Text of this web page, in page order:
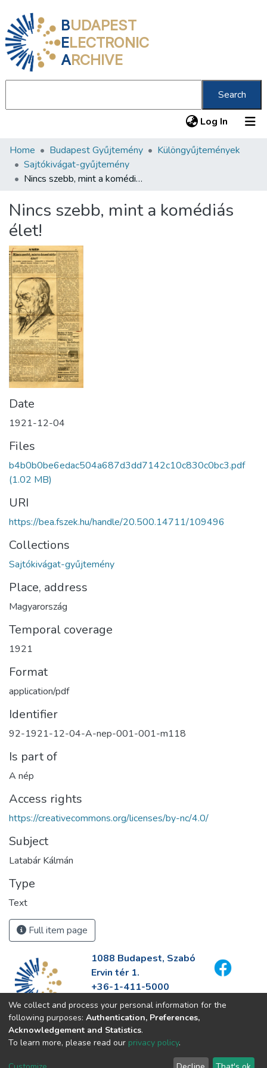
BUDAPEST
ELECTRONIC
ARCHIVE
Search
Log In (current)
Communities & Collections
All of DSpace
About us
Home Budapest Gyűjtemény
Különgyűjtemények
Sajtókivágat-gyűjtemény
Nincs szebb, mint a komédiás élet!
Nincs szebb, mint a komédiás
élet!
Date
1921-12-04
Files
b4b0b0be6edac504a687d3dd7142c10c830c0bc3.pdf
(1.02 MB)
URI
https://bea.fszek.hu/handle/20.500.14711/109496
Collections
Sajtókivágat-gyűjtemény
Place, address
Magyarország
Temporal coverage
1921
Format
application/pdf
Identifier
92-1921-12-04-A-nep-001-001-m118
Is part of
A nép
Access rights
https://creativecommons.org/licenses/by-nc/4.0/
Subject
Latabár Kálmán
Type
Text
Full item page
1088 Budapest, Szabó
Ervin tér 1.
+36-1-411-5000
info@fszek.hu
https://fszek.hu
We collect and process your personal information for the
following purposes: Authentication, Preferences,
Acknowledgement and Statistics.
To learn more, please read our privacy policy.